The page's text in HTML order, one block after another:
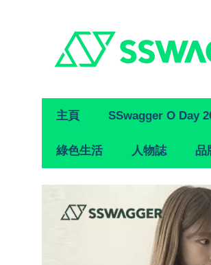
Primary
Navigation
主頁 SSwagger O Day
綠色生活 人物誌 品